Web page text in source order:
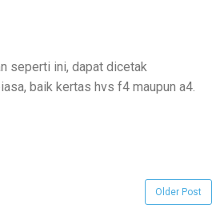
seperti ini, dapat dicetak
baik kertas hvs f4 maupun a4.
Older Post